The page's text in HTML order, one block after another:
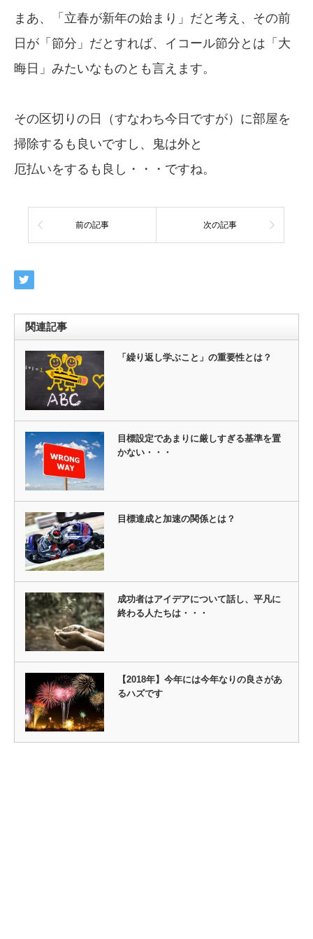
まあ、「立春が新年の始まり」だと考え、その前
日が「節分」だとすれば、イコール節分とは「大
晦日」みたいなものとも言えます。
その区切りの日（すなわち今日ですが）に部屋を
掃除するも良いですし、鬼は外と
厄払いをするも良し・・・ですね。
前の記事 次の記事
関連記事
「繰り返し学ぶこと」の重要性とは？
目標設定であまりに厳しすぎる基準を置
かない・・・
目標達成と加速の関係とは？
成功者はアイデアについて話し、平凡に
終わる人たちは・・・
【2018年】今年には今年なりの良さがあ
るハズです